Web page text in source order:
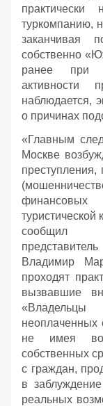
туркомпанию,
заканчивая
собственно
ранее при
активности
наблюдается,
о причинах
«Главным
Москве
сообщил
Владимир
проходят
вызвавшие
неоплаченных
не имея
собственных
с граждан,
в
реальных